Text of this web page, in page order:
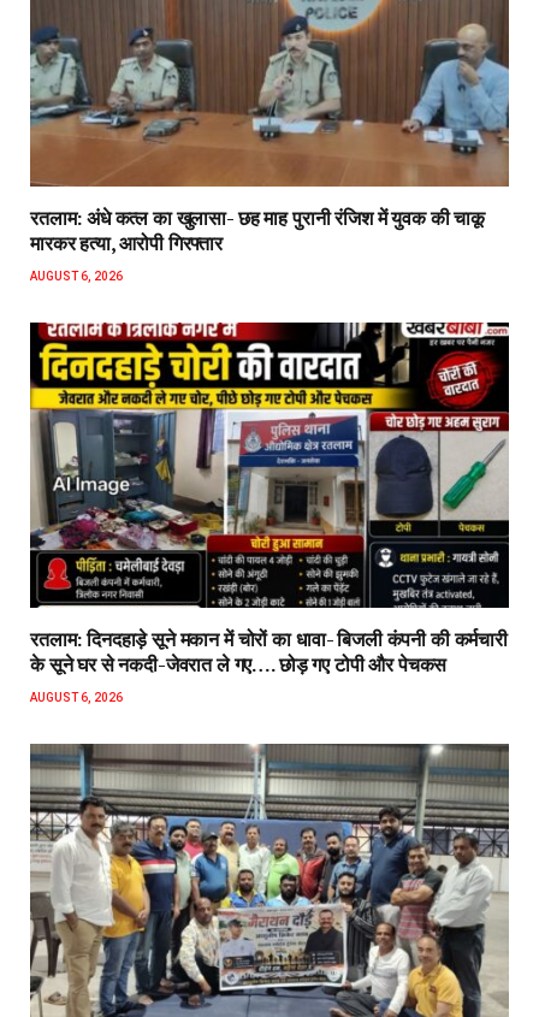
रतलाम: अंधे कत्ल का खुलासा- छह माह पुरानी रंजिश में युवक की चाकू
मारकर हत्या, आरोपी गिरफ्तार
AUGUST 6, 2026
रतलाम: दिनदहाड़े सूने मकान में चोरों का धावा- बिजली कंपनी की कर्मचारी
के सूने घर से नकदी-जेवरात ले गए…. छोड़ गए टोपी और पेचकस
AUGUST 6, 2026